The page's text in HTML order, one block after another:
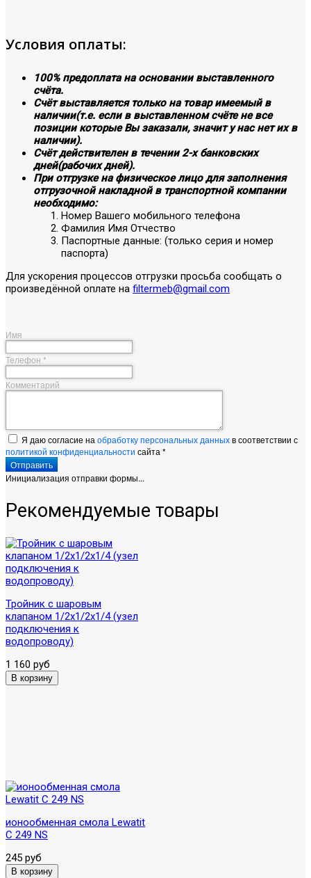
Условия оплаты:
100% предоплата на основании выставленного
счёта.
Счёт выставляется только на товар имеемый в
наличии(т.е. если в выставленном счёте не все
позиции которые Вы заказали, значит у нас нет их в
наличии).
Счёт действителен в течении 2-х банковских
дней(рабочих дней).
При отгрузке на физическое лицо для заполнения
отгрузочной накладной в транспортной компании
необходимо:
Номер Вашего мобильного телефона
Фамилия Имя Отчество
Паспортные данные: (только серия и номер
паспорта)
Для ускорения процессов отгрузки просьба сообщать о
произведённой оплате на filtermeb@gmail.com
Имя
Телефон *
Комментарий
Я даю согласие на обработку персональных данныхв соответствии с
политикой конфиденциальности сайта *
Отправить
Инициализация отправки формы...
Рекомендуемые товары
Тройник с шаровым
клапаном 1/2х1/2х1/4 (узел
подключения к
водопроводу)
1 160 руб
ионообменная смола Lewatit
C 249 NS
245 руб